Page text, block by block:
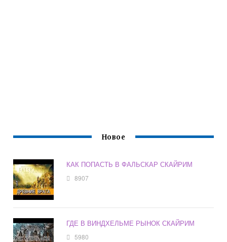
Новое
КАК ПОПАСТЬ В ФАЛЬСКАР СКАЙРИМ
8907
ГДЕ В ВИНДХЕЛЬМЕ РЫНОК СКАЙРИМ
5980